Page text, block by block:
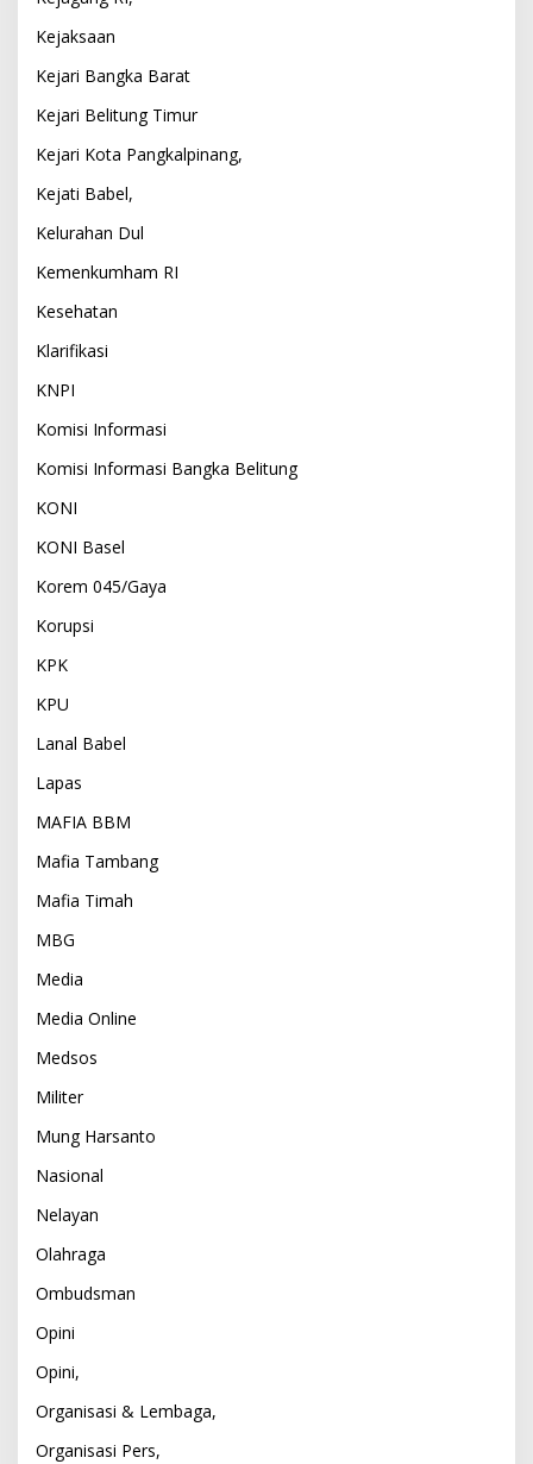
Kejaksaan
Kejari Bangka Barat
Kejari Belitung Timur
Kejari Kota Pangkalpinang,
Kejati Babel,
Kelurahan Dul
Kemenkumham RI
Kesehatan
Klarifikasi
KNPI
Komisi Informasi
Komisi Informasi Bangka Belitung
KONI
KONI Basel
Korem 045/Gaya
Korupsi
KPK
KPU
Lanal Babel
Lapas
MAFIA BBM
Mafia Tambang
Mafia Timah
MBG
Media
Media Online
Medsos
Militer
Mung Harsanto
Nasional
Nelayan
Olahraga
Ombudsman
Opini
Opini,
Organisasi & Lembaga,
Organisasi Pers,